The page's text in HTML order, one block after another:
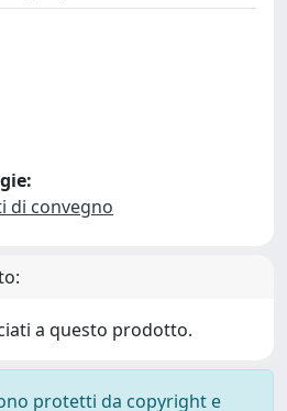
di convegno
a questo prodotto.
protetti da copyright e